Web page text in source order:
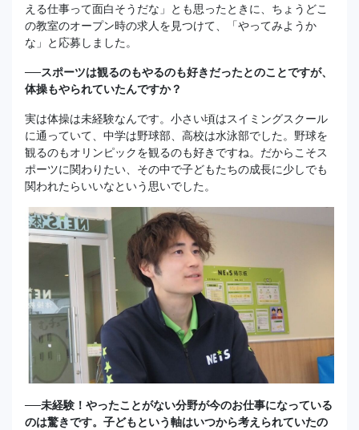
える仕事って面白そうだな」とも思ったときに、ちょうどこ
の教室のオープン時の求人を見つけて、「やってみようか
な」と応募しました。
──スポーツは観るのもやるのも好きだったとのことですが、
体操もやられていたんですか？
実は体操は未経験なんです。小さい頃はスイミングスクール
に通っていて、中学は野球部、高校は水泳部でした。野球を
観るのもオリンピックを観るのも好きですね。だからこそス
ポーツに関わりたい、その中で子どもたちの成長に少しでも
関われたらいいなという思いでした。
──未経験！やったことがない分野が今のお仕事になっている
のは驚きです。子どもという軸はいつから考えられていたの